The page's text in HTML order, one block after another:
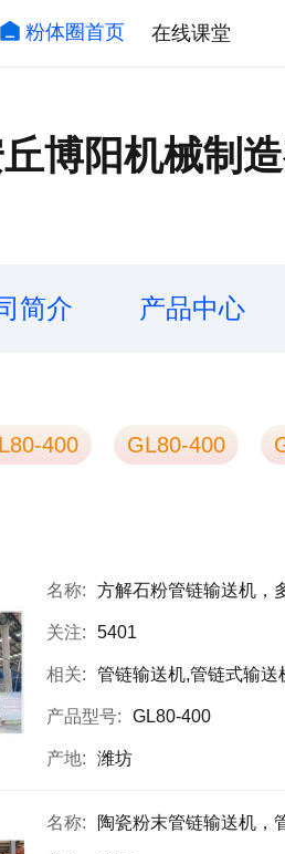
粉体圈首页 在线课堂
博阳机械制
简介 产品中心
400 GL80-400
名称: 方解石粉管链输送机，
关注: 5401
相关: 管链输送机,管链式输送机,粉体管
产品型号: GL80-400
产地: 潍坊
名称: 陶瓷粉末管链输送机，